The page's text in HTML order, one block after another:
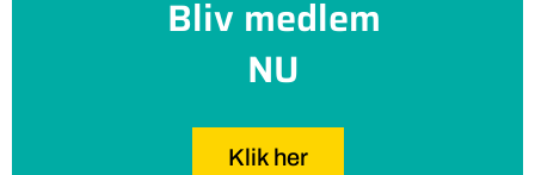
Bliv medlem
NU
Klik her